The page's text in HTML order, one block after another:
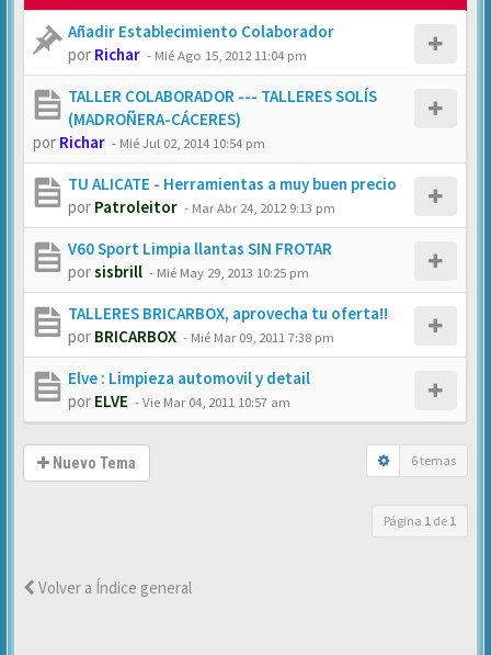
Añadir Establecimiento Colaborador
por Richar - Mié Ago 15, 2012 11:04 pm
TALLER COLABORADOR --- TALLERES SOLÍS
(MADROÑERA-CÁCERES)
por Richar - Mié Jul 02, 2014 10:54 pm
TU ALICATE - Herramientas a muy buen precio
por Patroleitor - Mar Abr 24, 2012 9:13 pm
V60 Sport Limpia llantas SIN FROTAR
porsisbrill - Mié May 29, 2013 10:25 pm
TALLERES BRICARBOX, aprovecha tu oferta!!
por BRICARBOX - Mié Mar 09, 2011 7:38 pm
Elve : Limpieza automovil y detail
por ELVE -Vie Mar 04, 2011 10:57 am
Nuevo Tema 6 temas
Página 1 de 1
Volver a Índice general